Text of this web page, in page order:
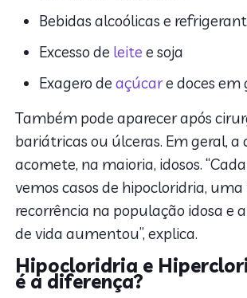
Bebidas alcoólicas e
Excesso de leite e soja
Exagero deaçúcare doces em
Também pode aparecer após
bariátricas ou úlceras. Em geral, a
acomete, na maioria, idosos.
vemos casos de hipocloridria,
recorrência na população idosa e
de vida aumentou”, explica.
Hipocloridria e
é a diferença?